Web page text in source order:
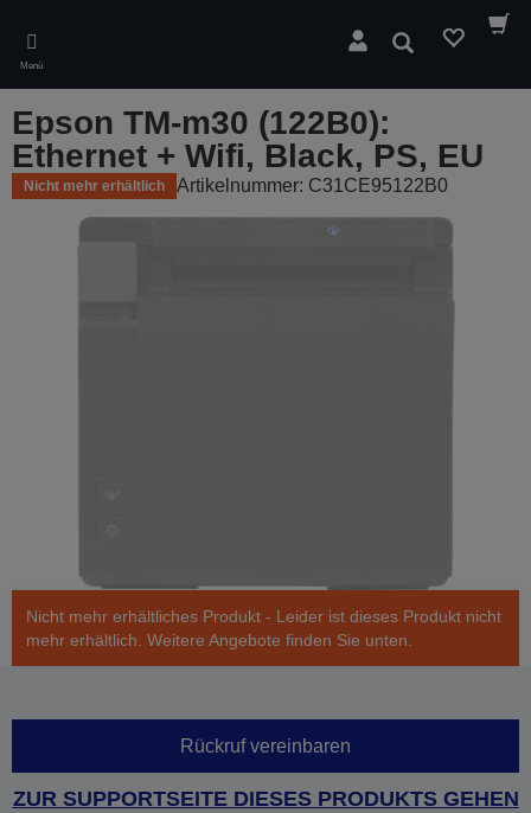
main
content
Menü
Suchen
Epson TM-m30 (122B0):
Ethernet + Wifi, Black, PS, EU
Nicht mehr erhältlich Artikelnummer: C31CE95122B0
Nicht mehr erhältliches Produkt - Leider ist dieses Produkt nicht
mehr erhältlich. Weitere Angebote finden Sie unten.
Rückruf vereinbaren
ZUR SUPPORTSEITE DIESES PRODUKTS GEHEN